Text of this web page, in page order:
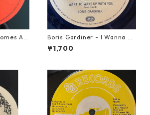
A T
Boris Gardiner - I Wanna W
ake Up With You【7-2192
4】
¥1,700